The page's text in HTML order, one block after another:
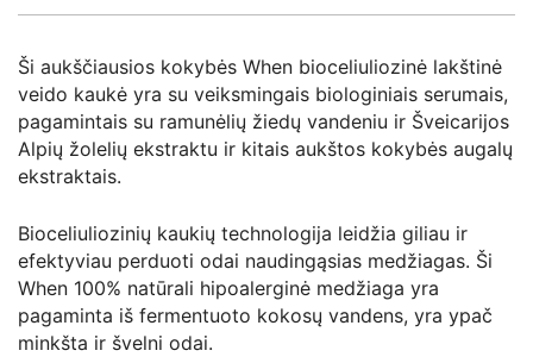
Ši aukščiausios kokybės When bioceliuliozinė lakštinė
veido kaukė yra su veiksmingais biologiniais serumais,
pagamintais su ramunėlių žiedų vandeniu ir Šveicarijos
Alpių žolelių ekstraktu ir kitais aukštos kokybės augalų
ekstraktais.
Bioceliuliozinių kaukių technologija leidžia giliau ir
efektyviau perduoti odai naudingąsias medžiagas. Ši
When 100% natūrali hipoalerginė medžiaga yra
pagaminta iš fermentuoto kokosų vandens, yra ypač
minkšta ir švelni odai.